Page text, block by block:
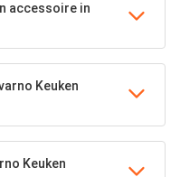
accessoire in
Keuken
Keuken